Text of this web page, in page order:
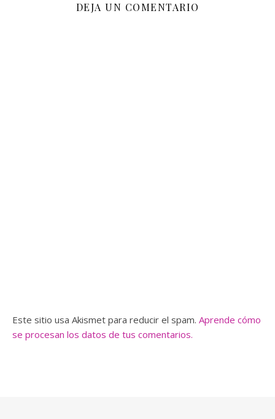
DEJA UN COMENTARIO
Este sitio usa Akismet para reducir el spam. Aprende cómo
se procesan los datos de tus comentarios.